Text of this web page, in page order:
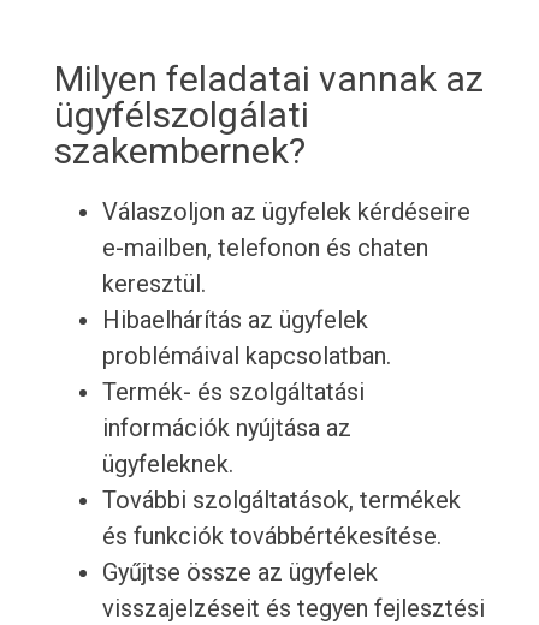
Milyen feladatai vannak az
ügyfélszolgálati
szakembernek?
Válaszoljon az ügyfelek kérdéseire
e-mailben, telefonon és chaten
keresztül.
Hibaelhárítás az ügyfelek
problémáival kapcsolatban.
Termék- és szolgáltatási
információk nyújtása az
ügyfeleknek.
További szolgáltatások, termékek
és funkciók továbbértékesítése.
Gyűjtse össze az ügyfelek
visszajelzéseit és tegyen fejlesztési